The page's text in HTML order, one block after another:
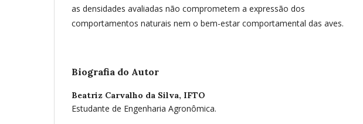
as densidades avaliadas não comprometem a expressão dos
comportamentos naturais nem o bem-estar comportamental das aves.
Biografia do Autor
Beatriz Carvalho da Silva, IFTO
Estudante de Engenharia Agronômica.